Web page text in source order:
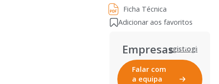
Ficha Técnica
Adicionar aos favoritos
EmpresasRegistarLogin
Falar com
a equipa